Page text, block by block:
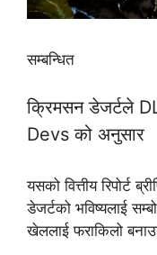
सम्बन्धित
क्रिमसन डेजर्टले
Devs को अनुसार
यसको वित्तीय रिपोर्ट
डेजर्टको भविष्यलाई
खेललाई फराकिलो